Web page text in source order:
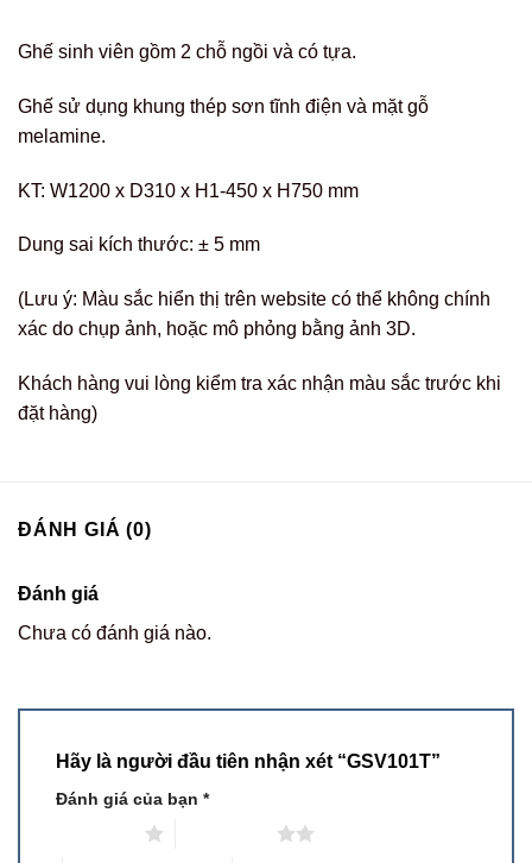
Ghế sinh viên gồm 2 chỗ ngồi và có tựa.
Ghế sử dụng khung thép sơn tĩnh điện và mặt gỗ
melamine.
KT: W1200 x D310 x H1-450 x H750 mm
Dung sai kích thước: ± 5 mm
(Lưu ý: Màu sắc hiển thị trên website có thể không chính
xác do chụp ảnh, hoặc mô phỏng bằng ảnh 3D.
Khách hàng vui lòng kiểm tra xác nhận màu sắc trước khi
đặt hàng)
ĐÁNH GIÁ (0)
Đánh giá
Chưa có đánh giá nào.
Hãy là người đầu tiên nhận xét “GSV101T”
Đánh giá của bạn *